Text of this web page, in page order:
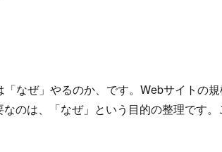
なぜ」やるのか、です。Webサイトの規
のは、「なぜ」という目的の整理です。